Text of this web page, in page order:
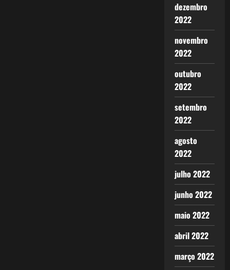
dezembro
2022
novembro
2022
outubro
2022
setembro
2022
agosto
2022
julho 2022
junho 2022
maio 2022
abril 2022
março 2022